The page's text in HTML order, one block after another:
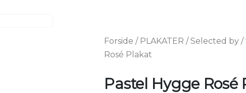
Forside / PLAKATER /Selected by /
Rosé Plakat
Pastel Hygge Rosé